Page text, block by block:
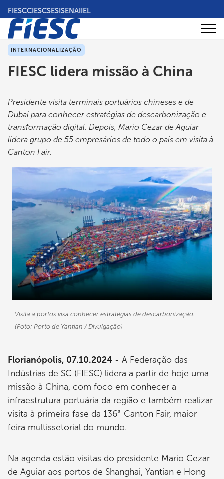
Pular
para
conteúdo
principal
FIESCCIESCSESISENAIIEL
Áreas
INTERNACIONALIZAÇÃO
FIESC lidera missão à China
Presidente visita terminais portuários chineses e de
Dubai para conhecer estratégias de descarbonização e
transformação digital. Depois, Mario Cezar de Aguiar
lidera grupo de 55 empresários de todo o país em visita à
Canton Fair.
Visita a portos visa conhecer estratégias de descarbonização.
(Foto: Porto de Yantian / Divulgação)
Florianópolis, 07.10.2024 - A Federação das
Indústrias de SC (FIESC) lidera a partir de hoje uma
missão à China, com foco em conhecer a
infraestrutura portuária da região e também realizar
visita à primeira fase da 136ª Canton Fair, maior
feira multissetorial do mundo.
Na agenda estão visitas do presidente Mario Cezar
de Aguiar aos portos de Shanghai, Yantian e Hong